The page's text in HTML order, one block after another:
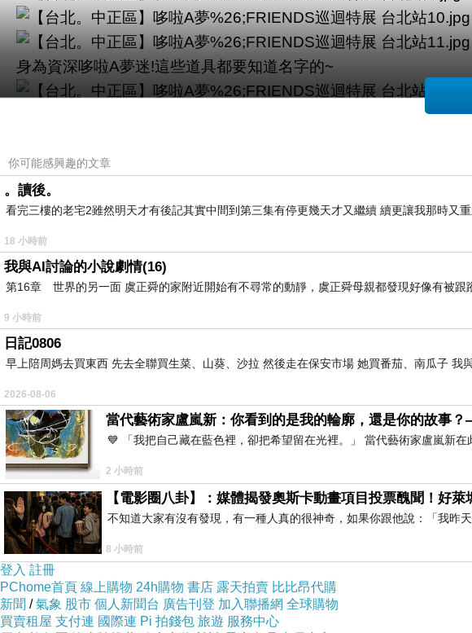
身為資深哆啦A夢迷!這些道具都要知道名字的~
藤子F不二雄的工作桌
你可能感興趣的文章
。讀後。
看完三樓的老宅2雖然明天才有後記其實中間到第三集有停更幾天才又繼續 續更讓我那時又
18 小時前
我與AI討論的小說劇情(16)
第16章 世界的另一面 虞正舜的家附近開始有不尋常的動靜，虞正舜母親都發現好像有被跟
9 小時前
日記0806
早上陪周媽去買東西 先去全聯買生菜、山葵、沙拉 然後走在保安市場 她買番茄、南瓜子 我
2026-08-06
當代藝術家盧嵐新：你看到的是我的輪廓，還是你的故事
💙 「我把自己藏在藍色裡，卻把希望留在光裡。」 當代藝術家盧嵐新
2 小時前
【電影圈八卦】：媒體揭發奧斯卡動畫項目投票醜聞！好
不知道大家有沒有發現，有一種人真的很神奇，如果你跟他說：「我昨
8 小時前
登入 註冊
PChome首頁 線上購物 24h購物 書店 露天拍賣 比比昂代購
新聞 /氣象 股市 個人新聞台 廣告刊登 加入聯播網 全球購物
買賣租屋 支付連 國際連 Pi 拍錢包 旅遊 服務中心